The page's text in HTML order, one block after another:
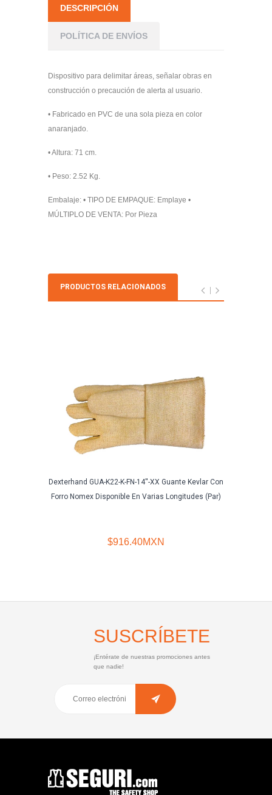
DESCRIPCIÓN
POLÍTICA DE ENVÍOS
Dispositivo para delimitar áreas, señalar obras en
construcción o precaución de alerta al usuario.
• Fabricado en PVC de una sola pieza en color
anaranjado.
• Altura: 71 cm.
• Peso: 2.52 Kg.
Embalaje: • TIPO DE EMPAQUE: Emplaye •
MÚLTIPLO DE VENTA: Por Pieza
PRODUCTOS RELACIONADOS
Dexterhand GUA-K22-K-FN-14''-XX Guante Kevlar Con
Forro Nomex Disponible En Varias Longitudes (Par)
$916.40MXN
SUSCRÍBETE
¡Entérate de nuestras promociones antes
que nadie!